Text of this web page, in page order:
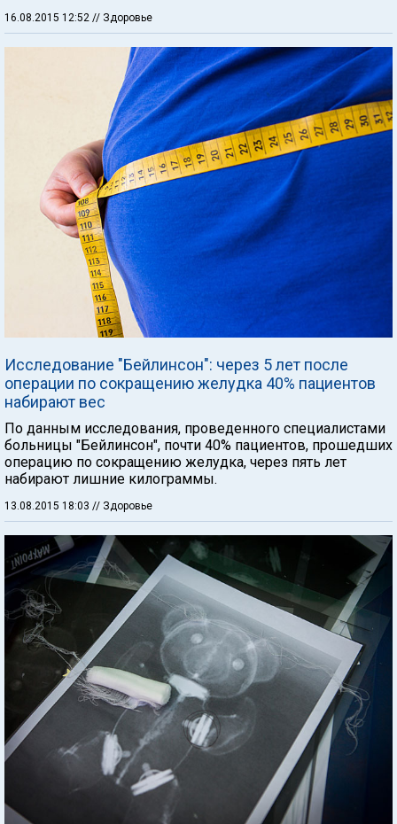
16.08.2015 12:52 // Здоровье
Исследование "Бейлинсон": через 5 лет после
операции по сокращению желудка 40% пациентов
набирают вес
По данным исследования, проведенного специалистами
больницы "Бейлинсон", почти 40% пациентов, прошедших
операцию по сокращению желудка, через пять лет
набирают лишние килограммы.
13.08.2015 18:03 // Здоровье